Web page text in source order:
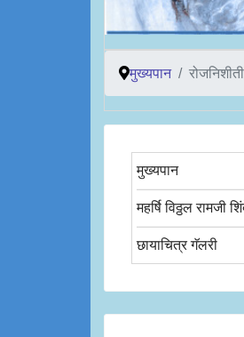
मुख्यपान
मुख्यपान
महर्षि विठ्ठल रामजी
छायाचित्र गॅलरी